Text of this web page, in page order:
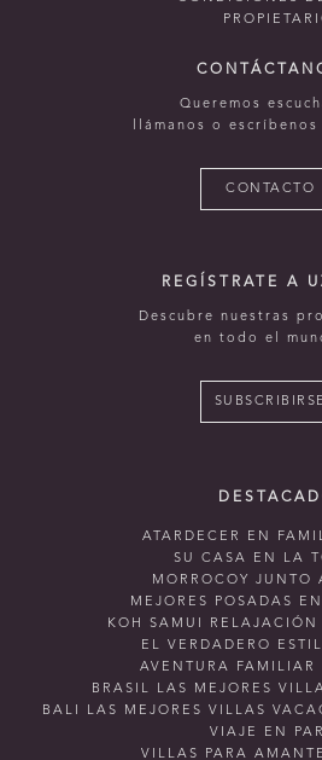
Queremos
llámanos o
CONTACTO
REGÍSTRATE A
Descubre nuestras
en todo el
SUBSCRIBIRSE
ATARDECER EN
SU CASA EN LA
MORROCOY JUNTO
MEJORES POSADAS
KOH SAMUI RELAJACIÓN
EL VERDADERO
AVENTURA FAMILIAR
BRASIL LAS MEJORES
BALI LAS MEJORES VILLAS
VIAJE EN
VILLAS PARA